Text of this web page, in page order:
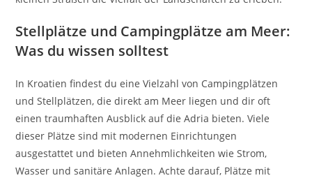
Stellplätze und Campingplätze am Meer:
Was du wissen solltest
In Kroatien findest du eine Vielzahl von Campingplätzen
und Stellplätzen, die direkt am Meer liegen und dir oft
einen traumhaften Ausblick auf die Adria bieten. Viele
dieser Plätze sind mit modernen Einrichtungen
ausgestattet und bieten Annehmlichkeiten wie Strom,
Wasser und sanitäre Anlagen. Achte darauf, Plätze mit